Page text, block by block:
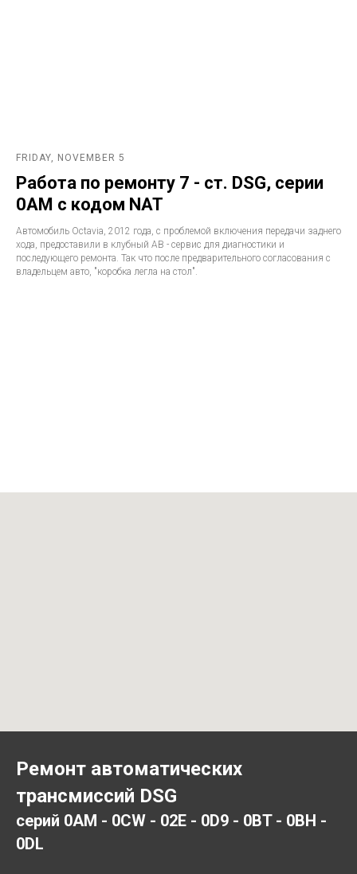
FRIDAY, NOVEMBER 5
Работа по ремонту 7 - ст. DSG, серии
0AM с кодом NAT
Автомобиль Octavia, 2012 года, с проблемой включения передачи заднего
хода, предоставили в клубный АВ - сервис для диагностики и
последующего ремонта. Так что после предварительного согласования с
владельцем авто, "коробка легла на стол".
Ремонт автоматических
трансмиссий DSG
серий 0AM - 0CW - 02E - 0D9 - 0BT - 0BH -
0DL